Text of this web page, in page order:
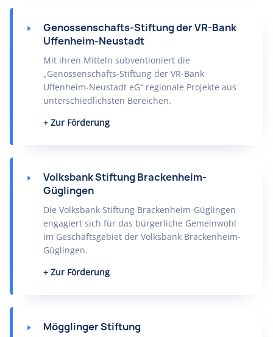
Genossenschafts-Stiftung der VR-Bank
Uffenheim-Neustadt
Mit ihren Mitteln subventioniert die
„Genossenschafts-Stiftung der VR-Bank
Uffenheim-Neustadt eG“ regionale Projekte aus
unterschiedlichsten Bereichen.
Zur Förderung
Volksbank Stiftung Brackenheim-
Güglingen
Die Volksbank Stiftung Brackenheim-Güglingen
engagiert sich für das bürgerliche Gemeinwohl
im Geschäftsgebiet der Volksbank Brackenheim-
Güglingen.
Zur Förderung
Mögglinger Stiftung